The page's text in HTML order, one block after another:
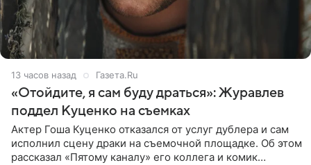
13 часов назад Газета.Ru
«Отойдите, я сам буду драться»: Журавлев
поддел Куценко на съемках
Актер Гоша Куценко отказался от услуг дублера и сам
исполнил сцену драки на съемочной площадке. Об этом
рассказал «Пятому каналу» его коллега и комик